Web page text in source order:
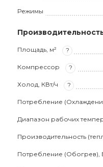
Режимы
Площадь, м² ?
Компрессор ?
Холод, КВт/ч ?
Потребление
Диапазон рабочих
Производительность
Потребление (Обогрев),